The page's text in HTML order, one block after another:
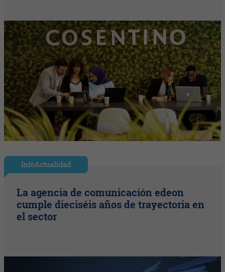
InfoActualidad
La agencia de comunicación edeon
cumple dieciséis años de trayectoria en
el sector